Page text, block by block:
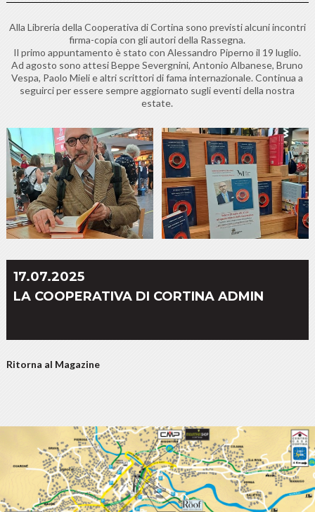
Alla Libreria della Cooperativa di Cortina sono previsti alcuni incontri
firma-copia con gli autori della Rassegna.
Il primo appuntamento è stato con Alessandro Piperno il 19 luglio.
Ad agosto sono attesi Beppe Severgnini, Antonio Albanese, Bruno
Vespa, Paolo Mieli e altri scrittori di fama internazionale. Continua a
seguirci per essere sempre aggiornato sugli eventi della nostra
estate.
17.07.2025
LA COOPERATIVA DI CORTINA ADMIN
Ritorna al Magazine